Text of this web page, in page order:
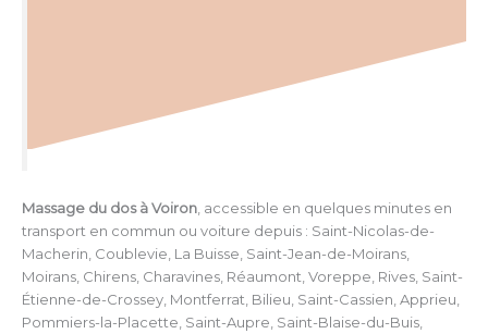
Massage du dos à Voiron , accessible en quelques minutes en
transport en commun ou voiture depuis : Saint-Nicolas-de-
Macherin, Coublevie, La Buisse, Saint-Jean-de-Moirans,
Moirans, Chirens, Charavines, Réaumont, Voreppe, Rives, Saint-
Étienne-de-Crossey, Montferrat, Bilieu, Saint-Cassien, Apprieu,
Pommiers-la-Placette, Saint-Aupre, Saint-Blaise-du-Buis,